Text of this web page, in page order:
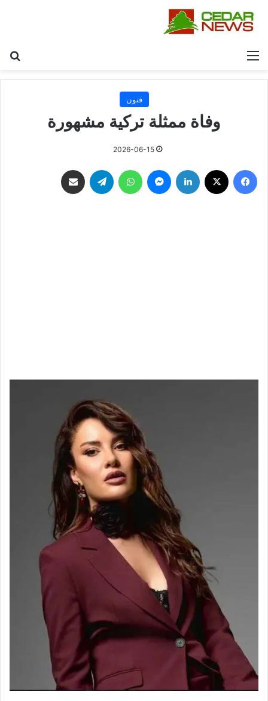
القائمة
فنون
وفاة ممثلة تركية مشهورة
2026-06-15
فيسبوك لينكدإن ماسنجر واتساب تيلقرام